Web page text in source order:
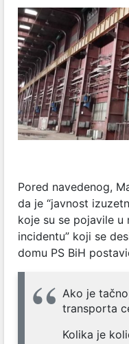
Pored navedenog,
da je “javnost
koje su se pojavile u
incidentu” koji se
domu PS BiH
Ako je
transporta
Kolika je